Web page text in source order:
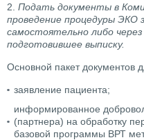
2. Подать документы в
проведение процедуры
самостоятельно либо
подготовившее выписку.
Основной пакет
заявление пациента;
информированное
(партнера) на обработку
базовой программы ВРТ